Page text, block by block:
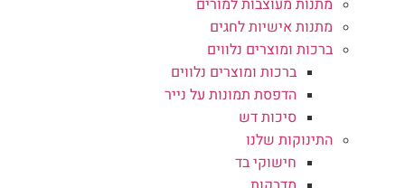
מתנות אישיות לחגים
ברכות ומוצרים נלווים
ברכות ומוצרים נלווים
הדפסת תמונות על נייר
סיכות דש
התינוקות שלנו
חישוקי בד